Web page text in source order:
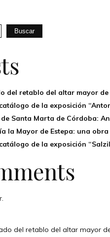
Buscar
del retablo del altar mayor
de la exposición
Santa Marta de Córdoba:
la Mayor de Estepa: una
de la exposición
del retablo del altar mayor